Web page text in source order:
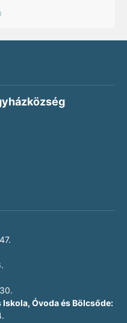
Óvoda és Bölcsőde: